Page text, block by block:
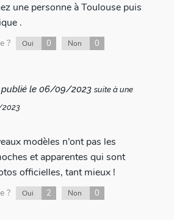
une personne à Toulouse puis
.
? Oui 0 Non 0
publié le 06/09/2023 suite à une
modèles n’ont pas les
et apparentes qui sont
officielles, tant mieux !
? Oui 2 Non 0